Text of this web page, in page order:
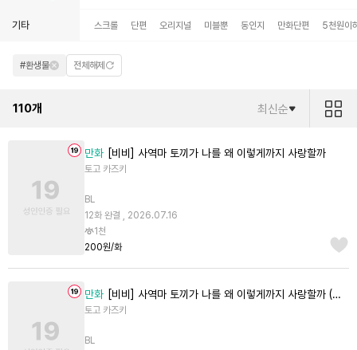
기타 스크롤 단편 오리지널 미블뿐 동인지 만화단편 5천원이
#환생물 전체해제
110개 최신순
만화 [비비] 사역마 토끼가 나를 왜 이렇게까지 사랑할까
토고 카즈키
BL
12화 완결 , 2026.07.16
1천
200원/화
만화 [비비] 사역마 토끼가 나를 왜 이렇게까지 사랑할까 (기간 한정판) [단행본]
토고 카즈키
BL